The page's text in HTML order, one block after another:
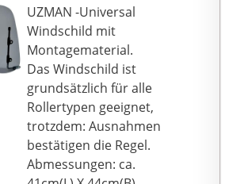
UZMAN -Universal
Windschild mit
Montagematerial.
Das Windschild ist
grundsätzlich für alle
Rollertypen geeignet,
trotzdem: Ausnahmen
bestätigen die Regel.
Abmessungen: ca.